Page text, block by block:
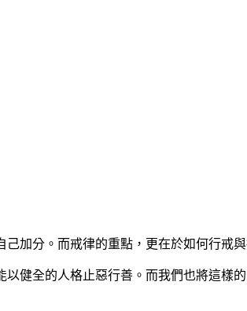
加分。而戒律的重點，更在於如何行戒與
健全的人格止惡行善。而我們也將這樣